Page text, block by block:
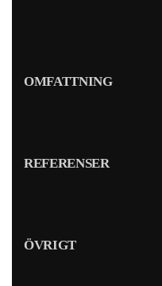
OMFATTNING
REFERENSER
ÖVRIGT